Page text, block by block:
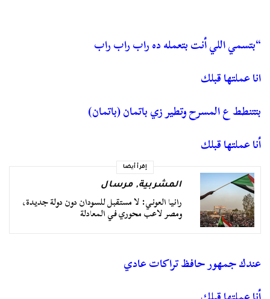
“بتسمي اللي أنت بتعمله ده راب راب راب
انا عملتها قبلك
بتتنطط ع المسرح وتطير زي باتمان (باتمان)
أنا عملتها قبلك
إقرأ أيضا
المشربية,مرسال
رانيا العوني: لا مستقبل للسودان دون دولة جديدة،
ومصر لاعب محوري في المعادلة
عندك جمهور حافظ تراكات عادي